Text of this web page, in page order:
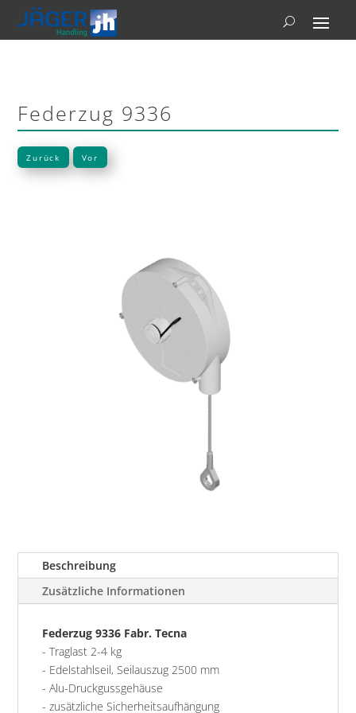
Federzug 9336
Zurück Vor
Beschreibung
Zusätzliche Informationen
Federzug 9336 Fabr. Tecna
- Traglast 2-4 kg
- Edelstahlseil, Seilauszug 2500 mm
- Alu-Druckgussgehäuse
- zusätzliche Sicherheitsaufhängung